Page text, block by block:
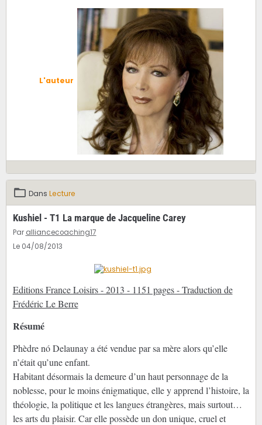
L'auteur
Dans Lecture
Kushiel - T1 La marque de Jacqueline Carey
Par alliancecoaching17
Le 04/08/2013
Editions France Loisirs - 2013 - 1151 pages - Traduction de
Frédéric Le Berre
Résumé
Phèdre nó Delaunay a été vendue par sa mère alors qu’elle
n’était qu’une enfant.
Habitant désormais la demeure d’un haut personnage de la
noblesse, pour le moins énigmatique, elle y apprend l’histoire, la
théologie, la politique et les langues étrangères, mais surtout…
les arts du plaisir. Car elle possède un don unique, cruel et